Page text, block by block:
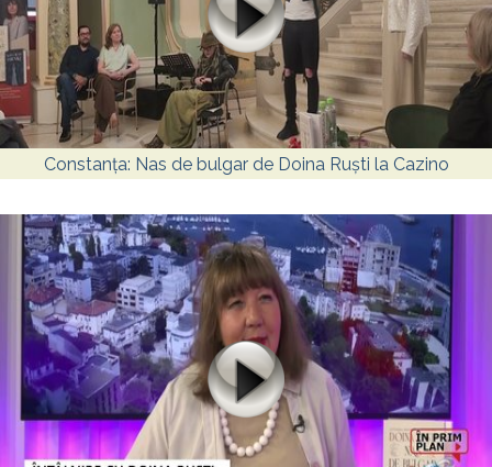
Constanța: Nas de bulgar de Doina Ruști la Cazino